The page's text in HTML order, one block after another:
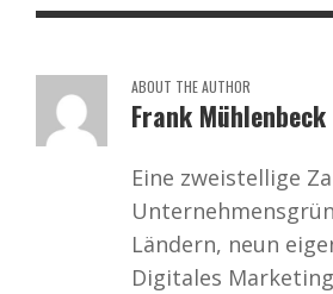
ABOUT THE AUTHOR
Frank Mühlenbeck
Eine zweistellige
Ländern, neun
Digitales